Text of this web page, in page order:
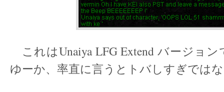
これはUnaiya LFG Extend バージョ
ゆーか、率直に言うとトバしすぎでは